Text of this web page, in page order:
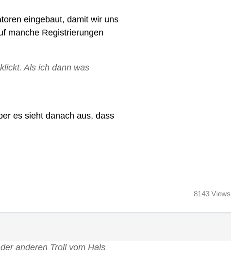
eingebaut, damit wir uns
manche Registrierungen
Als ich dann was
es sieht danach aus, dass
8143 Views
anderen Troll vom Hals